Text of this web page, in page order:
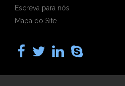
Escreva para nós
Mapa do Site